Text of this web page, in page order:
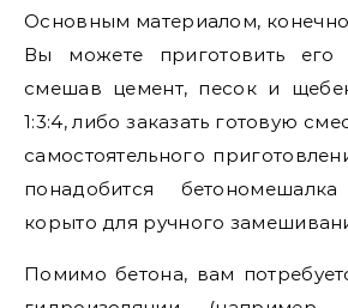
Основным материалом,
Вы можете приготовить его
смешав цемент, песок и
1:3:4, либо заказать готовую
самостоятельного
понадобится
корыто для ручного
Помимо бетона, вам